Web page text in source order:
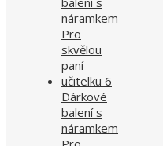
Dárkové
balení s
náramkem